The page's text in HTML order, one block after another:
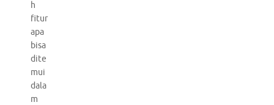
h
fitur
apa
bisa
dite
mui
dala
m